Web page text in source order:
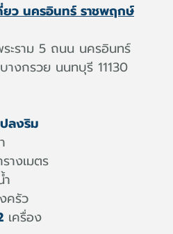
ยว นครอินทร์ ราชพฤกษ์
ะราม 5 ถนน นครอินทร์
างกรวย นนทบุรี 11130
ลงริม
างเมตร
ครัว
เครื่อง